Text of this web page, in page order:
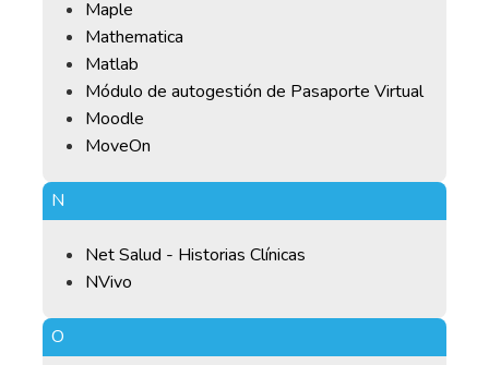
Maple
Mathematica
Matlab
Módulo de autogestión de Pasaporte Virtual
Moodle
MoveOn
N
Net Salud - Historias Clínicas
NVivo
O